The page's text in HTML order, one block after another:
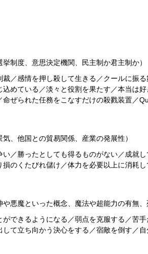
挙制度、意思決定機関、民主制か君主制か）
裁／感情を押し殺して生きる／クールに振
めている／淡々と役割を果たす／本当は
ぜられた任務をこなすだけの殺戮装置／
気、他国との貿易関係、産業の発展性）
い／勝ったとしても得るものがない／成就
のくたびれ儲け／体力を必要以上に消耗し
や悪魔といった概念、魔法や超能力の有無
ができるようになる／弱点を克服する／苦
して立ち向かう決心をする／宿敵を倒す／